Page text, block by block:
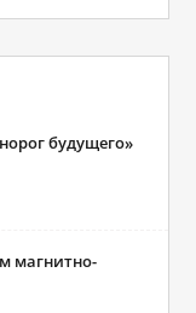
будущего»
магнитно-